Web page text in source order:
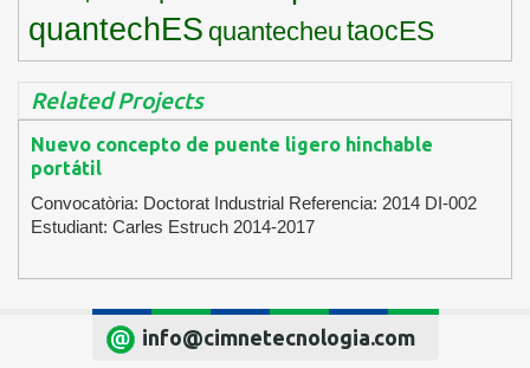
quantechES quantecheu taocES
Related Projects
Nuevo concepto de puente ligero hinchable
portátil
Convocatòria: Doctorat Industrial Referencia: 2014 DI-002
Estudiant: Carles Estruch 2014-2017
info@cimnetecnologia.com